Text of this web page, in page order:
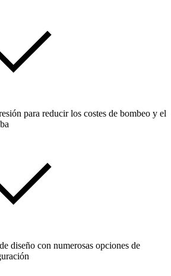
para reducir los costes de bombeo y el
diseño con numerosas opciones de